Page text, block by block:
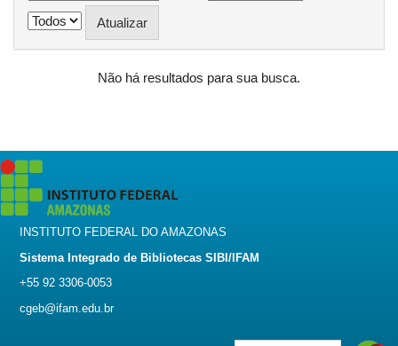
Não há resultados para sua busca.
INSTITUTO FEDERAL DO AMAZONAS
Sistema Integrado de Bibliotecas SIBI/IFAM
+55 92 3306-0053
cgeb@ifam.edu.br